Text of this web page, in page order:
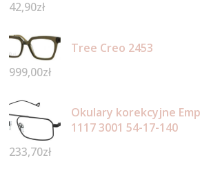
42,90zł
Tree Creo 2453
999,00zł
Okulary korekcyjne
1117 3001 54-17-140
233,70zł